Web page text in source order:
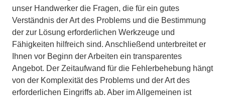
unser Handwerker die Fragen, die für ein gutes
Verständnis der Art des Problems und die Bestimmung
der zur Lösung erforderlichen Werkzeuge und
Fähigkeiten hilfreich sind. Anschließend unterbreitet er
Ihnen vor Beginn der Arbeiten ein transparentes
Angebot. Der Zeitaufwand für die Fehlerbehebung hängt
von der Komplexität des Problems und der Art des
erforderlichen Eingriffs ab. Aber im Allgemeinen ist